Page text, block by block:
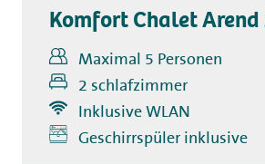
Komfort Chalet Arend
Maximal 5 Personen
2 schlafzimmer
Inklusive WLAN
Geschirrspüler inklusive